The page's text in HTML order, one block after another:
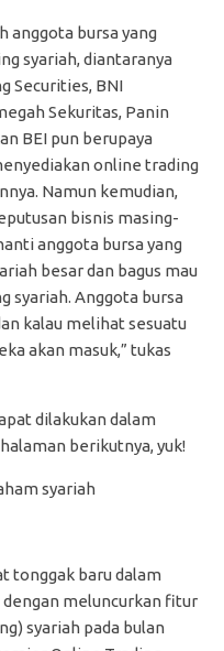
anggota bursa yang
syariah, diantaranya
Securities, BNI
Sekuritas, Panin
BEI pun berupaya
online trading
Namun kemudian,
bisnis masing-
anggota bursa yang
besar dan bagus mau
syariah. Anggota bursa
kalau melihat sesuatu
akan masuk,” tukas
dilakukan dalam
berikutnya, yuk!
tonggak baru dalam
dengan meluncurkan fitur
syariah pada bulan